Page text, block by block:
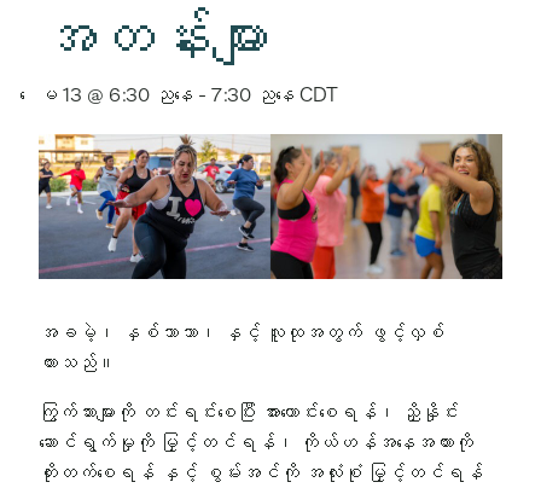
အတန်းများ
ေမ 13 @ 6:30 ညနေ - 7:30 ညနေ CDT
အခမဲ့၊ နှစ်ဘာသာ၊ နှင့် လူထုအတွက် ဖွင့်လှစ်
ထားသည်။
ကြွက်သားများကို တင်းရင်းစေပြီး အားကောင်းစေရန်၊ ညှိနှိုင်း
ဆောင်ရွက်မှုကို မြှင့်တင်ရန်၊ ကိုယ်ဟန်အနေအထားကို
တိုးတက်စေရန် နှင့် စွမ်းအင်ကို အလုံးစုံ မြှင့်တင်ရန်